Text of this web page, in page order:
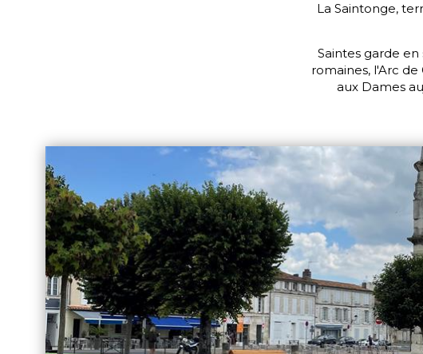
La Saintonge,
Saintes garde
romaines, l'Arc
aux Dames